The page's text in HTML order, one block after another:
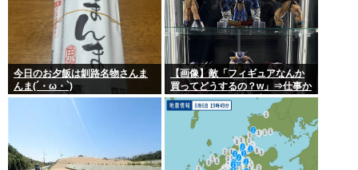
今日のお夕飯は釧路名物さんま
んま(´・ω・`)
【画像】敵「フィギュアなんか
買ってどうするの？w」⇒仕事か
ら疲れて帰ってきて家にこんな
棚があったら疲れが吹き飛ぶだ